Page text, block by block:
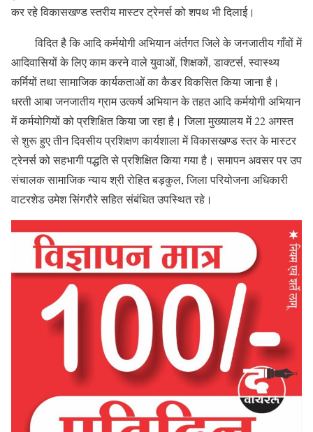
कर रहे विकासखण्ड स्तरीय मास्टर ट्रेनर्स को शपथ भी दिलाई।
विदित है कि आदि कर्मयोगी अभियान अंर्तगत जिले के जनजातीय गाँवों में
आदिवासियों के लिए काम करने वाले युवाओं, शिक्षकों, डाक्टर्स, स्वास्थ्य
कर्मियों तथा सामाजिक कार्यकताओं का कैडर विकसित किया जाना है।
धरती आबा जनजातीय ग्राम उत्कर्ष अभियान के तहत आदि कर्मयोगी अभियान
में कर्मयोगियों को प्रशिक्षित किया जा रहा है। जिला मुख्यालय में 22 अगस्त
से शुरू हुए तीन दिवसीय प्रशिक्षण कार्यशाला में विकासखण्ड स्तर के मास्टर
ट्रेनर्स को सहभागी पद्धति से प्रशिक्षित किया गया है। समापन अवसर पर उप
संचालक सामाजिक न्याय श्री रोहित बड़कुल, जिला परियोजना अधिकारी
वाटरशेड उमेश सिंगरौरे सहित संबंधित उपस्थित रहे।